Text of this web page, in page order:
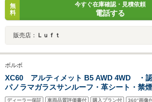
無
料
今すぐ在庫確認・見積依頼
電話する
販売店： Ｌｕｆｔ
ボルボ
XC60 アルティメット B5 AWD 4WD ・認
パノラマガラスサンルーフ・革シート・禁煙
harman/kardonプレミアムオーディオ・
ディーラー保証 車両品質評価書付 購入プラン付 360°画像